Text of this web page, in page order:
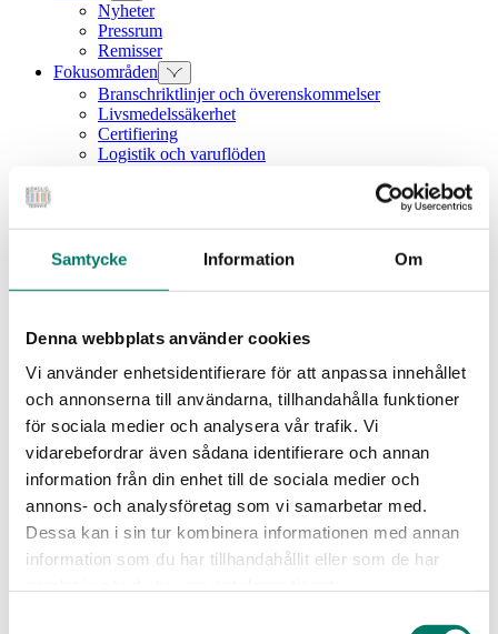
Samtycke Information Om
Denna webbplats använder cookies
Vi använder enhetsidentifierare för att anpassa innehållet
och annonserna till användarna, tillhandahålla funktioner
för sociala medier och analysera vår trafik. Vi
vidarebefordrar även sådana identifierare och annan
information från din enhet till de sociala medier och
annons- och analysföretag som vi samarbetar med.
Dessa kan i sin tur kombinera informationen med annan
information som du har tillhandahållit eller som de har
Nyheter
Pressrum
Remisser
Fokusområden
Branschriktlinjer och överenskommelser
Livsmedelssäkerhet
Certifiering
Logistik och varuflöden
Näringspolitik och konkurrenskraft
Om oss
Vår verksamhet
Våra medarbetare
Vår styrelse
Årets dagligvara
Kunskapsbank
Rapporter
Utbildningar
Webbinarium
Moms på livsmedel
Nyhet